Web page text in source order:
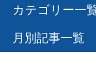
カテゴリー一
月別記事一覧